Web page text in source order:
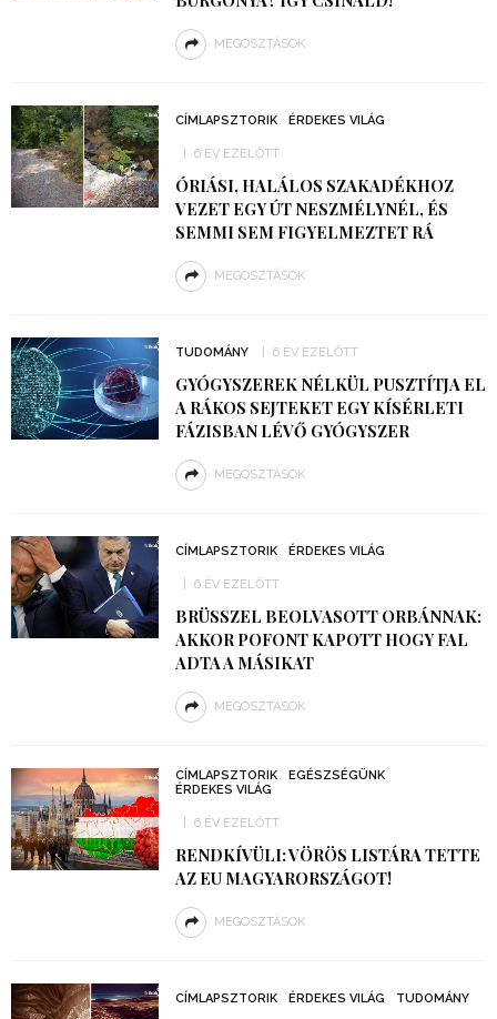
MEGOSZTÁSOK
CÍMLAPSZTORIK ÉRDEKES VILÁG
6 ÉV EZELŐTT
ÓRIÁSI, HALÁLOS SZAKADÉKHOZ
VEZET EGY ÚT NESZMÉLYNÉL, ÉS
SEMMI SEM FIGYELMEZTET RÁ
MEGOSZTÁSOK
TUDOMÁNY 6 ÉV EZELŐTT
GYÓGYSZEREK NÉLKÜL PUSZTÍTJA EL
A RÁKOS SEJTEKET EGY KÍSÉRLETI
FÁZISBAN LÉVŐ GYÓGYSZER
MEGOSZTÁSOK
CÍMLAPSZTORIK ÉRDEKES VILÁG
6 ÉV EZELŐTT
BRÜSSZEL BEOLVASOTT ORBÁNNAK:
AKKOR POFONT KAPOTT HOGY FAL
ADTA A MÁSIKAT
MEGOSZTÁSOK
CÍMLAPSZTORIK
EGÉSZSÉGÜNK
ÉRDEKES VILÁG
6 ÉV EZELŐTT
RENDKÍVÜLI: VÖRÖS LISTÁRA TETTE
AZ EU MAGYARORSZÁGOT!
MEGOSZTÁSOK
CÍMLAPSZTORIK ÉRDEKES VILÁG TUDOMÁNY